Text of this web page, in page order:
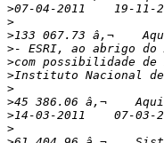
>
>
>
>
>
>
>
>
>
>